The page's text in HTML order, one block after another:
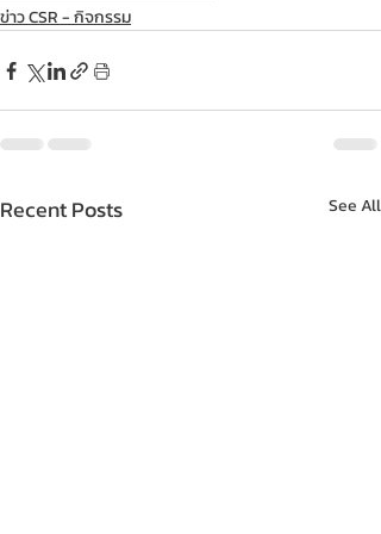
ข่าว CSR - กิจกรรม
Recent Posts See All